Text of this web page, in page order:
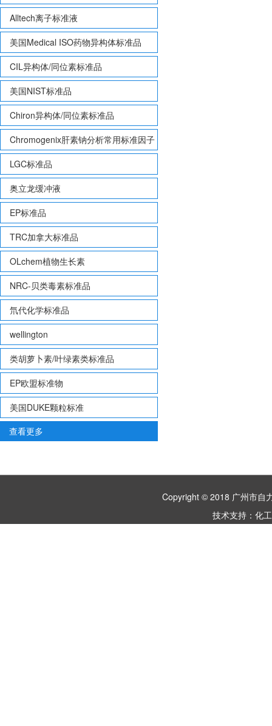
Alltech离子标准液
美国Medical ISO药物异构体标准品
CIL异构体/同位素标准品
美国NIST标准品
Chiron异构体/同位素标准品
Chromogenix肝素钠分析常用标准因子
LGC标准品
奥立龙缓冲液
EP标准品
TRC加拿大标准品
OLchem植物生长素
NRC-贝类毒素标准品
氘代化学标准品
wellington
类胡萝卜素/叶绿素类标准品
EP欧盟标准物
美国DUKE颗粒标准
查看更多
Copyright © 2018 广州市
技术支持： 化